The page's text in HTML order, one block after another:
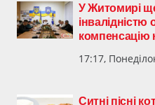
У Житомирі
компенсацію
17:17,
Ситні пісні